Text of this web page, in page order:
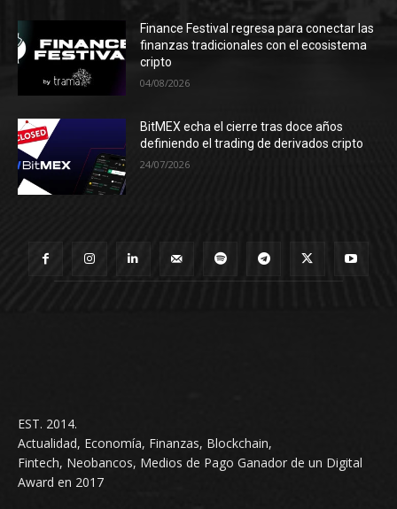
Finance Festival regresa para conectar las
finanzas tradicionales con el ecosistema
cripto
04/08/2026
BitMEX echa el cierre tras doce años
definiendo el trading de derivados cripto
24/07/2026
EST. 2014.
Actualidad, Economía, Finanzas, Blockchain,
Fintech, Neobancos, Medios de Pago Ganador de un Digital
Award en 2017